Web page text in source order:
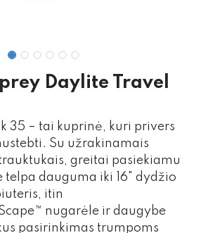
Daylite Travel
35 – tai kuprinė, kuri privers
Su užrakinamais
greitai pasiekiamu
telpa dauguma iki 16" dydžio
itin
nugarėle ir daugybe
pasirinkimas trumpoms